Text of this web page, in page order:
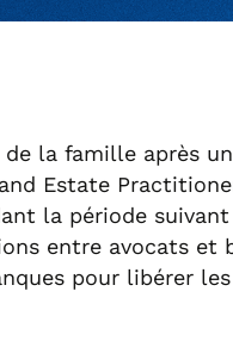
la famille après
Estate
la période
entre avocats et
pour libérer